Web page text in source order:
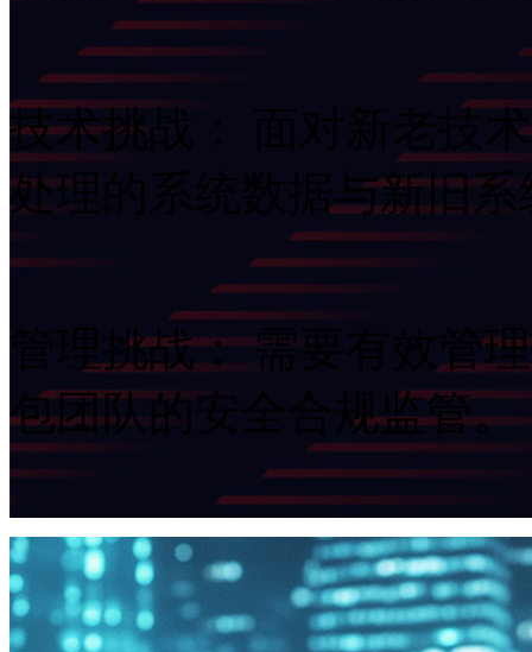
技术挑战： 面对新老技术
处理的系统数据与新旧
管理挑战： 需要有效管
包团队的安全合规监管。